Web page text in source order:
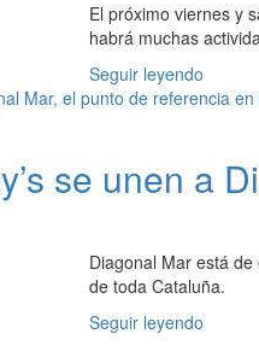
El próximo viernes y
habrá muchas
Seguir leyendo
se unen a
Diagonal Mar está
de toda Cataluña.
Seguir leyendo